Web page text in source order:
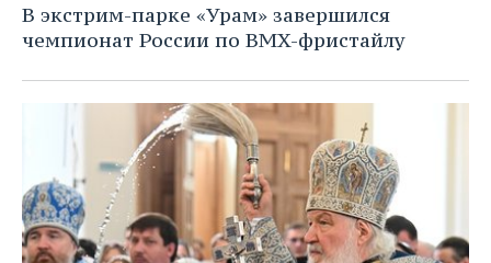
В экстрим-парке «Урам» завершился
чемпионат России по BMX-фристайлу